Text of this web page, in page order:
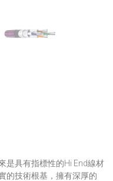
是具有指標性的Hi End線材
的技術根基，擁有深厚的